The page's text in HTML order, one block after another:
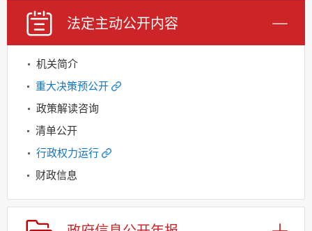
法定主动公开内容
机关简介
重大决策预公开
政策解读咨询
清单公开
行政权力运行
财政信息
重点领域信息公开
规划信息